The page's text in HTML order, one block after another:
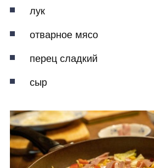
лук
отварное мясо
перец сладкий
сыр